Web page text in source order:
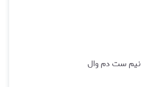
نیم ست دم وال